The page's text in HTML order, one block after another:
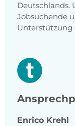
Deutschlands.
Jobsuchende
Unterstützung
Enrico Krehl